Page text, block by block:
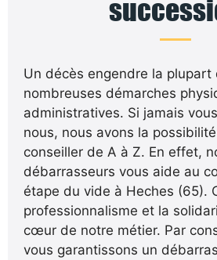
Un décès engendre la plupart
nombreuses démarches
administratives. Si jamais
nous, nous avons la
conseiller de A à Z. En effet,
débarrasseurs vous aide au
étape du vide à Heches (65).
professionnalisme et la
cœur de notre métier. Par
vous garantissons un